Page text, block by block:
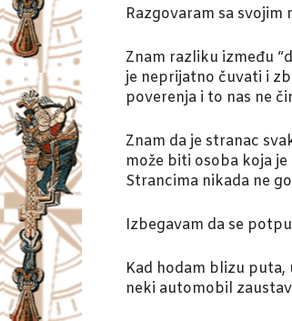
Razgovaram sa
Znam razliku između
je neprijatno čuvati i
poverenja i to nas ne
Znam da je stranac
može biti osoba koja
Strancima nikada ne
Izbegavam da se
Kad hodam blizu
neki automobil